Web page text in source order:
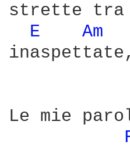
strette tra
E
Am
Le mie